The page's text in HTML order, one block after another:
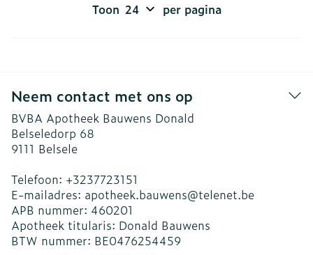
Toon per pagina
Neem contact met ons op
BVBA Apotheek Bauwens Donald
Belseledorp 68
9111 Belsele
Telefoon: +3237723151
E-mailadres: apotheek.bauwens@telenet.be
APB nummer: 460201
Apotheek titularis: Donald Bauwens
BTW nummer: BE0476254459